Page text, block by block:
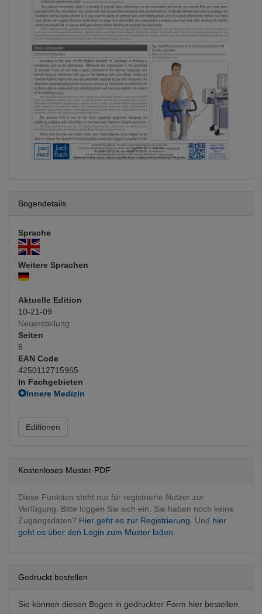
Bogendetails
Sprache
Weitere Sprachen
Aktuelle Edition
10-21-09
Neuerstellung
Seiten
6
EAN Code
4250112715965
In Fachgebieten
Innere Medizin
Editionen
Kostenloses Muster-PDF
Diese Funktion steht nur für registrierte Nutzer zur
Verfügung. Bitte loggen Sie sich ein. Sie haben noch keine
Zugangsdaten? Hier geht es zur Registrierung. Und hier
geht es über den Login zum Muster laden.
Gedruckt bestellen
Sie können diesen Bogen in gedruckter Form hier bestellen.